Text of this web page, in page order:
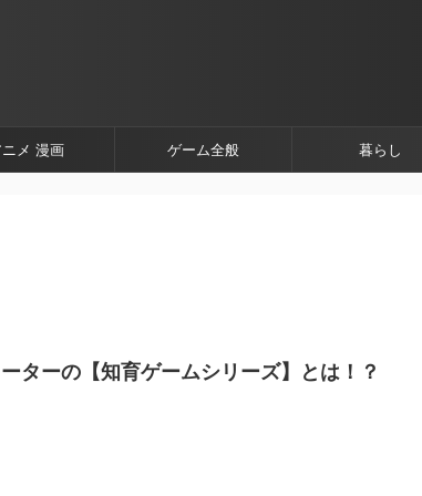
メ 漫画 ゲーム全般 暮らし
ターの【知育ゲームシリーズ】とは！？